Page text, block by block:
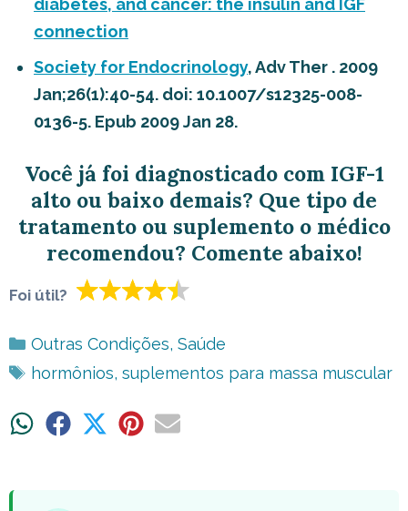
diabetes, and cancer: the insulin and IGF
connection
Society for Endocrinology, Adv Ther . 2009
Jan;26(1):40-54. doi: 10.1007/s12325-008-
0136-5. Epub 2009 Jan 28.
Você já foi diagnosticado com IGF-1
alto ou baixo demais? Que tipo de
tratamento ou suplemento o médico
recomendou? Comente abaixo!
Foi útil?
Categorias
Outras Condições, Saúde
Tags
hormônios, suplementos para massa muscular
ShareShare ShareShareShare